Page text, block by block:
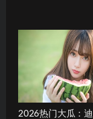
2026热门大瓜：